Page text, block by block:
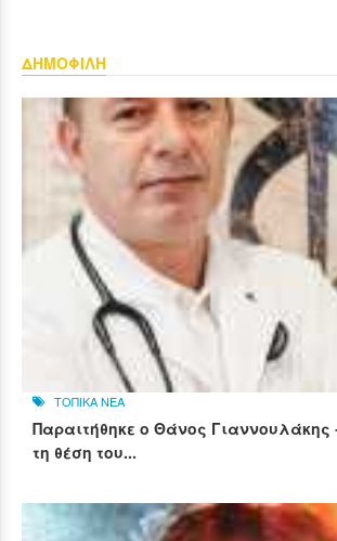
ΔΗΜΟΦΙΛΗ
ΤΟΠΙΚΑ ΝΕΑ
Παραιτήθηκε ο Θάνος Γιαννουλάκης
τη θέση του...